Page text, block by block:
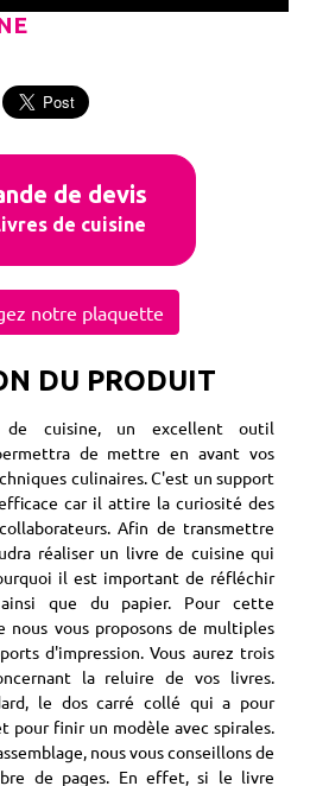
de devis
de cuisine
notre plaquette
DU PRODUIT
de cuisine, un excellent outil
de mettre en avant vos
culinaires. C'est un support
car il attire la curiosité des
Afin de transmettre
réaliser un livre de cuisine qui
il est important de réfléchir
que du papier. Pour cette
nous vous proposons de multiples
d'impression. Vous aurez trois
la reluire de vos livres.
le dos carré collé qui a pour
pour finir un modèle avec spirales.
nous vous conseillons de
de pages. En effet, si le livre